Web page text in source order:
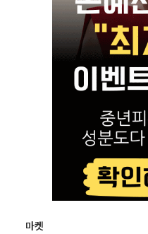
마켓